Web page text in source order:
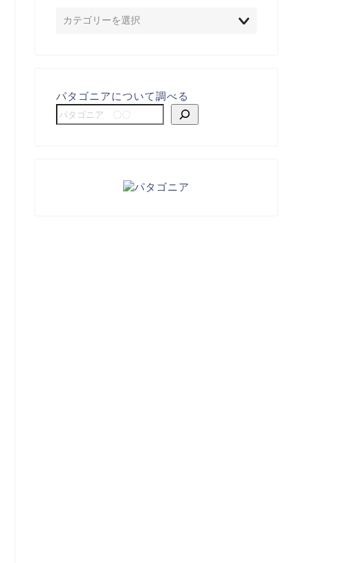
パタゴニアについて調べる